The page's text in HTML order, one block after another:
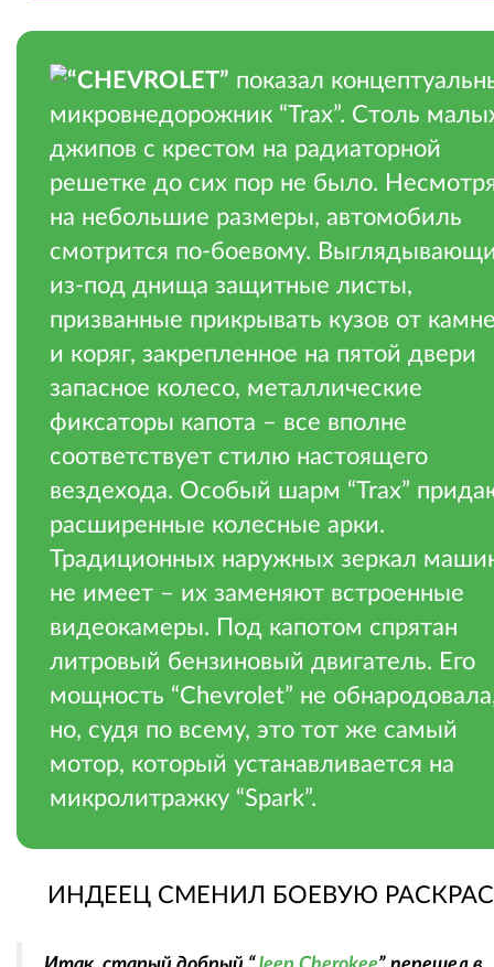
“CHEVROLET” показал
микровнедорожник “Trax”. Столь
джипов с крестом на радиаторной
решетке до сих пор не было.
на небольшие размеры, автомобиль
смотрится по-боевому.
из-под днища защитные листы,
призванные прикрывать кузов от
и коряг, закрепленное на пятой двери
запасное колесо, металлические
фиксаторы капота – все вполне
соответствует стилю настоящего
вездехода. Особый шарм “Trax”
расширенные колесные арки.
Традиционных наружных зеркал
не имеет – их заменяют встроенные
видеокамеры. Под капотом спрятан
литровый бензиновый двигатель. Его
мощность “Chevrolet” не
но, судя по всему, это тот же самый
мотор, который устанавливается на
микролитражку “Spark”.
ИНДЕЕЦ СМЕНИЛ БОЕВУЮ